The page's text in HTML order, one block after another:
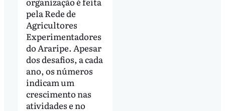
pela Rede de
Agricultores
Experimentadores
do Araripe. Apesar
dos desafios, a cada
ano, os números
indicam um
crescimento nas
atividades e no